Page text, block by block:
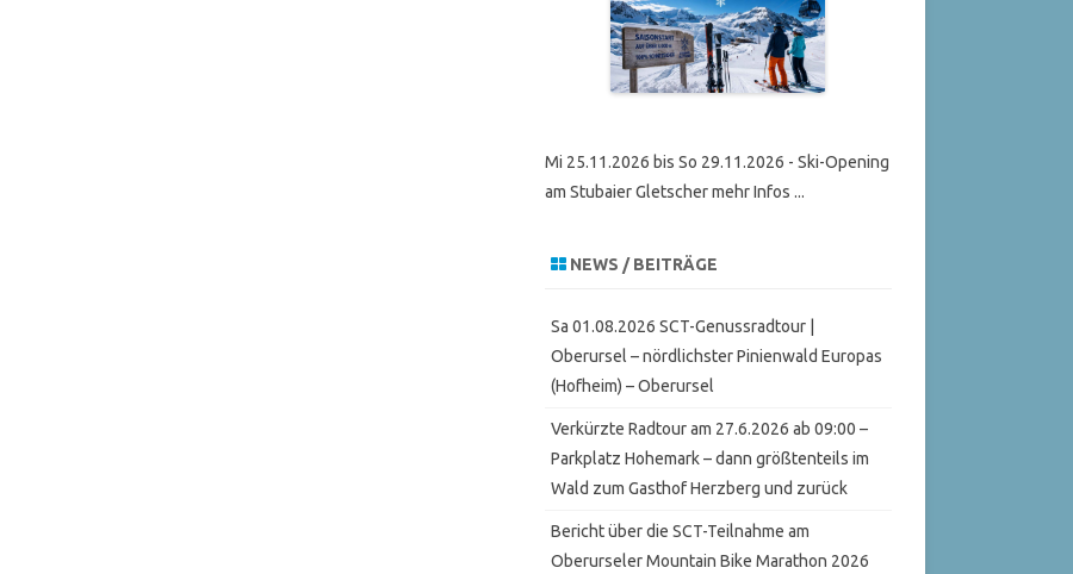
Mi 25.11.2026 bis So 29.11.2026 - Ski-Opening
am Stubaier Gletscher mehr Infos ...
NEWS / BEITRÄGE
Sa 01.08.2026 SCT-Genussradtour |
Oberursel – nördlichster Pinienwald Europas
(Hofheim) – Oberursel
Verkürzte Radtour am 27.6.2026 ab 09:00 –
Parkplatz Hohemark – dann größtenteils im
Wald zum Gasthof Herzberg und zurück
Bericht über die SCT-Teilnahme am
Oberurseler Mountain Bike Marathon 2026